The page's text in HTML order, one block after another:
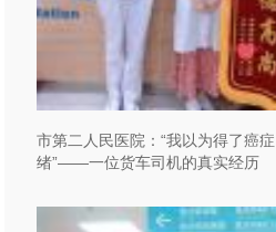
市第二人民医院：“我以为得了癌
绪”——一位货车司机的真实经历